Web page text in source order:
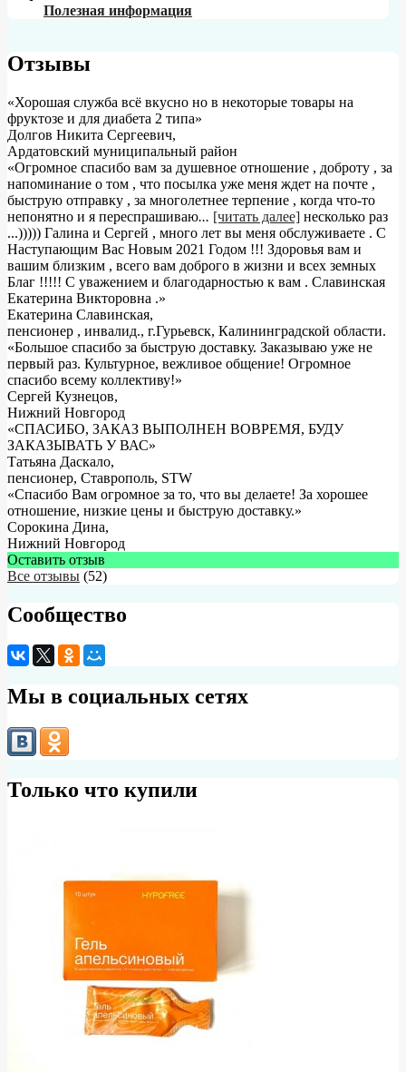
Полезная информация
Отзывы
«Хорошая служба всё вкусно но в некоторые товары на
фруктозе и для диабета 2 типа»
Долгов Никита Сергеевич,
Ардатовский муниципальный район
«Огромное спасибо вам за душевное отношение , доброту , за
напоминание о том , что посылка уже меня ждет на почте ,
быструю отправку , за многолетнее терпение , когда что-то
непонятно и я переспрашиваю... [читать далее] несколько раз
...))))) Галина и Сергей , много лет вы меня обслуживаете . С
Наступающим Вас Новым 2021 Годом !!! Здоровья вам и
вашим близким , всего вам доброго в жизни и всех земных
Благ !!!!! С уважением и благодарностью к вам . Славинская
Екатерина Викторовна .»
Екатерина Славинская,
пенсионер , инвалид., г.Гурьевск, Калининградской области.
«Большое спасибо за быструю доставку. Заказываю уже не
первый раз. Культурное, вежливое общение! Огромное
спасибо всему коллективу!»
Сергей Кузнецов,
Нижний Новгород
«СПАСИБО, ЗАКАЗ ВЫПОЛНЕН ВОВРЕМЯ, БУДУ
ЗАКАЗЫВАТЬ У ВАС»
Татьяна Даскало,
пенсионер, Ставрополь, STW
«Спасибо Вам огромное за то, что вы делаете! За хорошее
отношение, низкие цены и быструю доставку.»
Сорокина Дина,
Нижний Новгород
Оставить отзыв
Все отзывы (52)
Сообщество
Мы в социальных сетях
Только что купили